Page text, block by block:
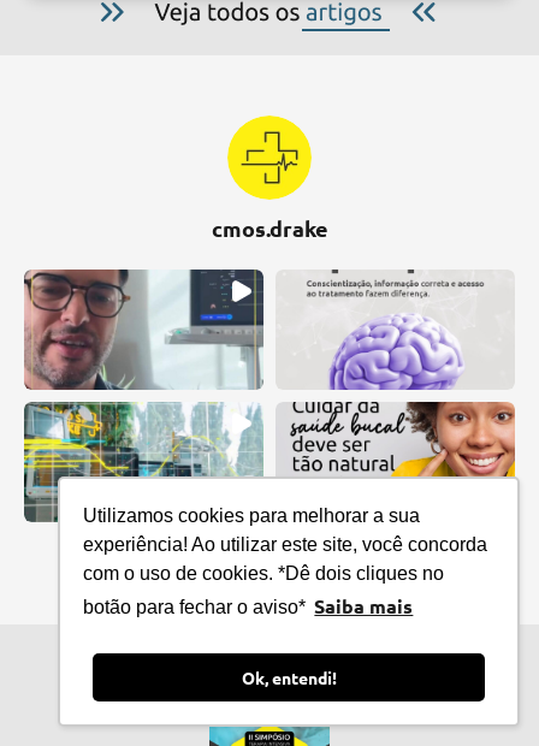
Utilizamos cookies para melhorar a sua
experiência! Ao utilizar este site, você concorda
com o uso de cookies. *Dê dois cliques no
botão para fechar o aviso* Saiba mais
Ok, entendi!
cmos.drake
Conheça-nos no Instagram
Cursos e Eventos
da CMOS Drake